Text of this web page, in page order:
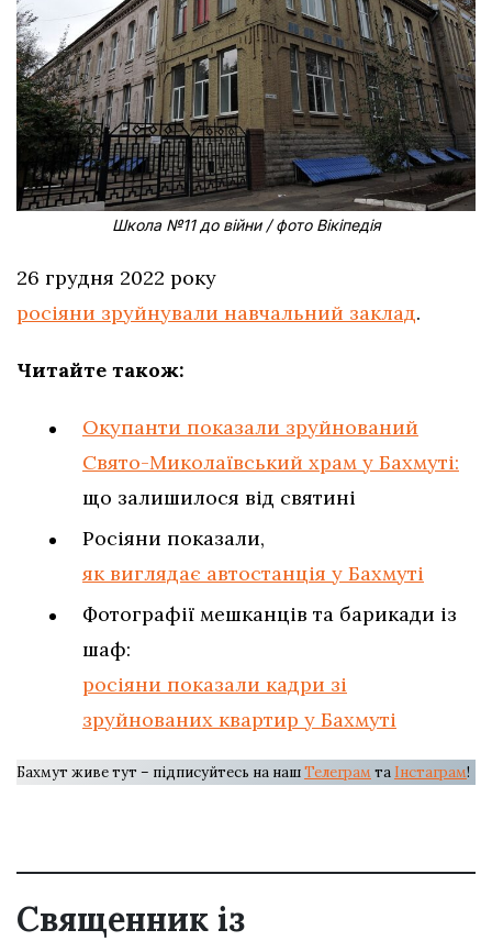
Школа №11 до війни / фото Вікіпедія
26 грудня 2022 року
росіяни зруйнували навчальний заклад.
Читайте також:
Окупанти показали зруйнований
Свято-Миколаївський храм у Бахмуті:
що залишилося від святині
Росіяни показали,
як виглядає автостанція у Бахмуті
Фотографії мешканців та барикади із
шаф:
росіяни показали кадри зі
зруйнованих квартир у Бахмуті
Бахмут живе тут – підписуйтесь на нашТелеграм та Інстаграм!
Священник із